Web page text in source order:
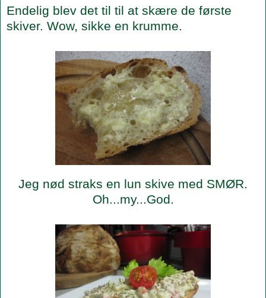
Endelig blev det til til at skære de første
skiver. Wow, sikke en krumme.
Jeg nød straks en lun skive med SMØR.
Oh...my...God.